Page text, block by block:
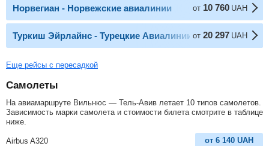
Норвегиан - Норвежские авиалинии от 10 760 UAH
Туркиш Эйрлайнс - Турецкие Авиалинии от 20 297 UAH
Еще рейсы с пересадкой
Самолеты
На авиамаршруте Вильнюс — Тель-Авив летает 10 типов самолетов.
Зависимость марки самолета и стоимости билета смотрите в таблице
ниже.
Airbus A320 от 6 140 UAH